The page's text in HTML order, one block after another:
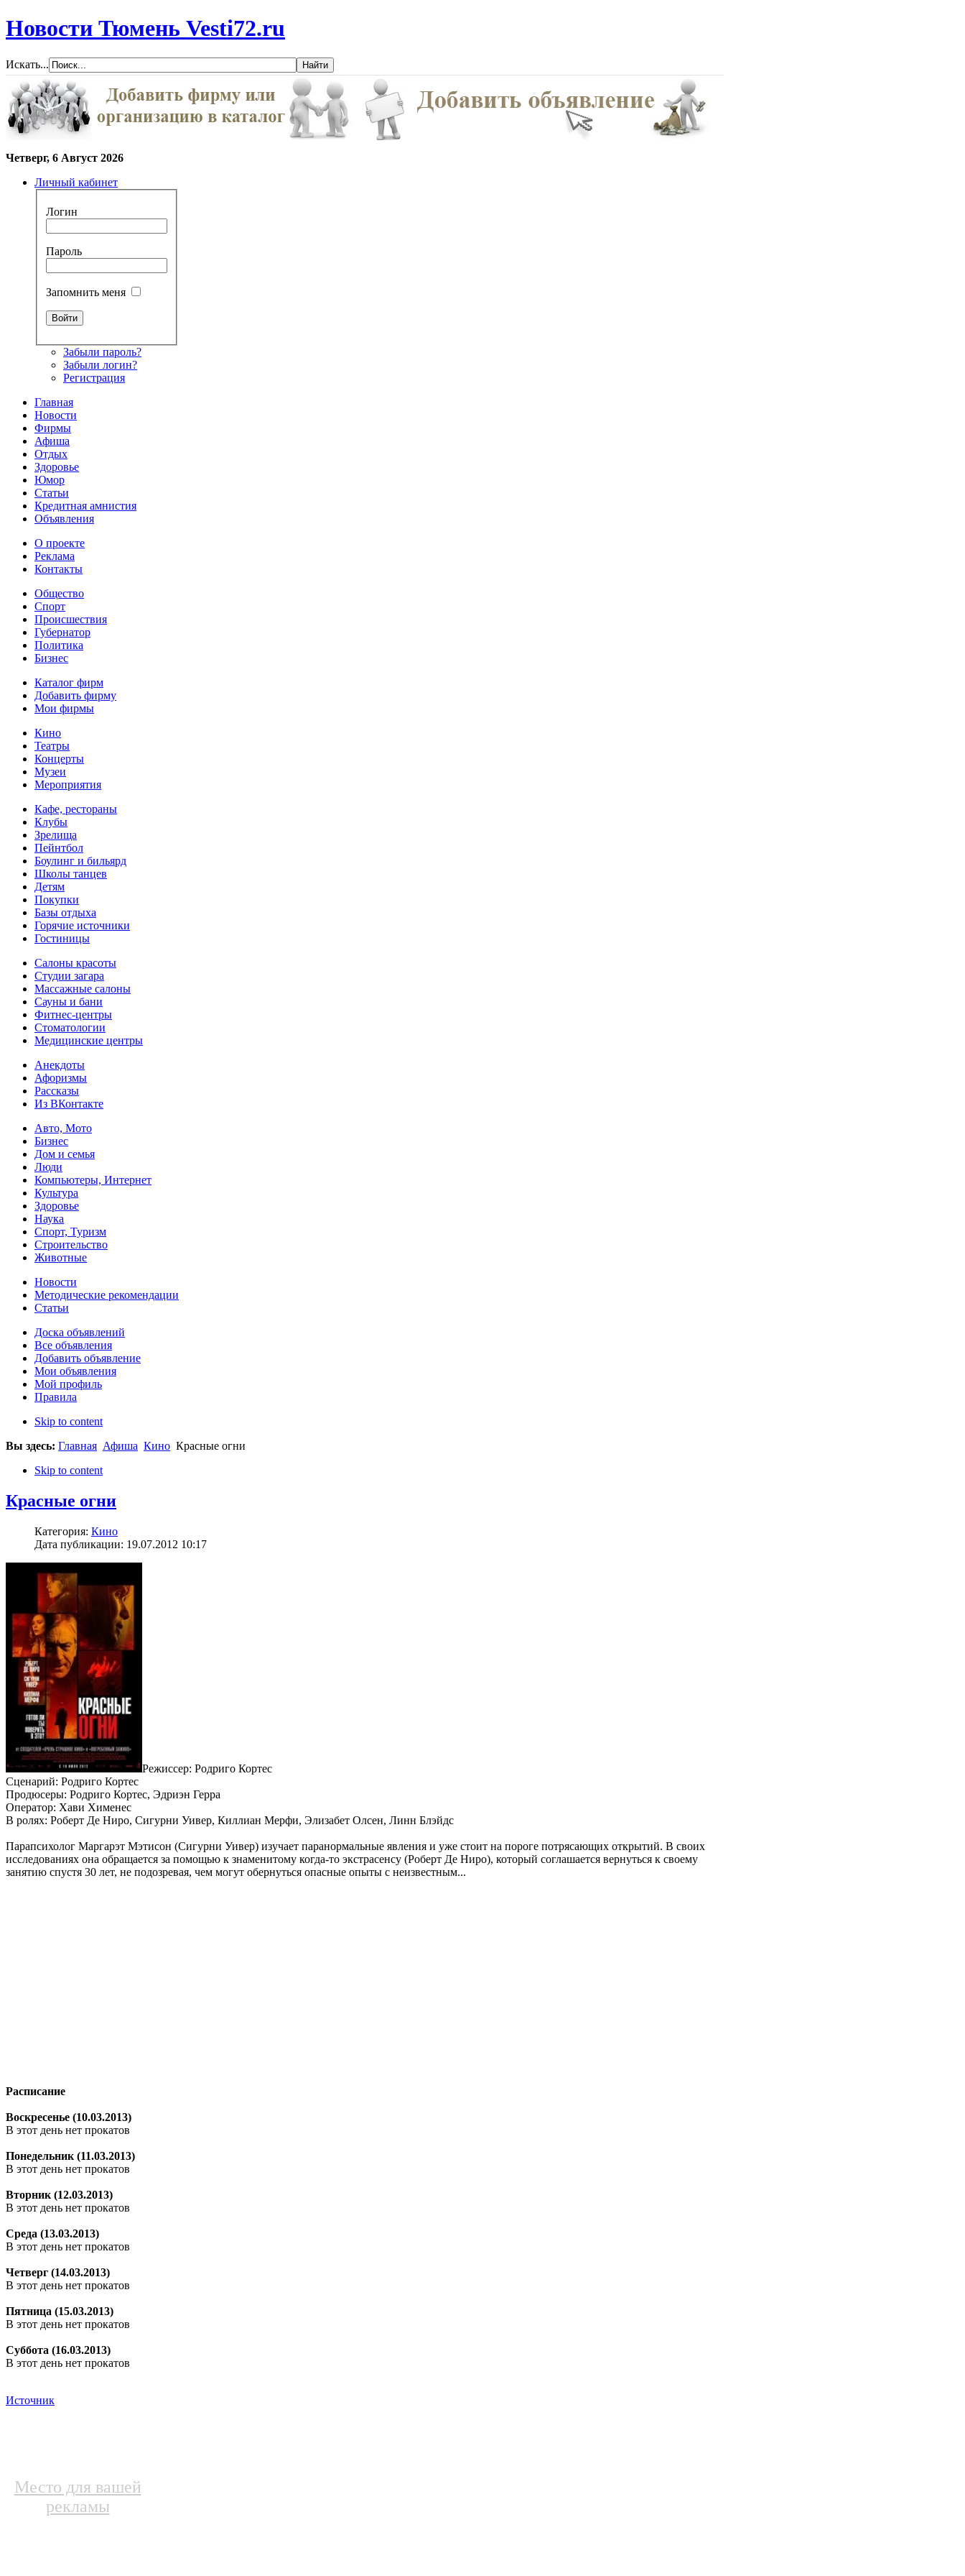
Новости Тюмень Vesti72.ru
Искать...
Четверг, 6 Август 2026
Личный кабинет
Логин
Пароль
Запомнить меня
Забыли пароль?
Забыли логин?
Регистрация
Главная
Новости
Фирмы
Афиша
Отдых
Здоровье
Юмор
Статьи
Кредитная амнистия
Объявления
О проекте
Реклама
Контакты
Общество
Спорт
Происшествия
Губернатор
Политика
Бизнес
Каталог фирм
Добавить фирму
Мои фирмы
Кино
Театры
Концерты
Музеи
Мероприятия
Кафе, рестораны
Клубы
Зрелища
Пейнтбол
Боулинг и бильярд
Школы танцев
Детям
Покупки
Базы отдыха
Горячие источники
Гостиницы
Салоны красоты
Студии загара
Массажные салоны
Сауны и бани
Фитнес-центры
Стоматологии
Медицинские центры
Анекдоты
Афоризмы
Рассказы
Из ВКонтакте
Авто, Мото
Бизнес
Дом и семья
Люди
Компьютеры, Интернет
Культура
Здоровье
Наука
Спорт, Туризм
Строительство
Животные
Новости
Методические рекомендации
Статьи
Доска объявлений
Все объявления
Добавить объявление
Мои объявления
Мой профиль
Правила
Skip to content
Вы здесь: Главная Афиша Кино Красные огни
Skip to content
Красные огни
Категория: Кино
Дата публикации: 19.07.2012 10:17
Режиссер: Родриго Кортес
Сценарий: Родриго Кортес
Продюсеры: Родриго Кортес, Эдриэн Герра
Оператор: Хави Хименес
В ролях: Роберт Де Ниро, Сигурни Уивер, Киллиан Мерфи, Элизабет Олсен, Линн Блэйдс
Парапсихолог Маргарэт Мэтисон (Сигурни Уивер) изучает паранормальные явления и уже стоит на пороге потрясающих открытий. В своих
исследованиях она обращается за помощью к знаменитому когда-то экстрасенсу (Роберт Де Ниро), который соглашается вернуться к своему
занятию спустя 30 лет, не подозревая, чем могут обернуться опасные опыты с неизвестным...
Расписание
Воскресенье (10.03.2013)
В этот день нет прокатов
Понедельник (11.03.2013)
В этот день нет прокатов
Вторник (12.03.2013)
В этот день нет прокатов
Среда (13.03.2013)
В этот день нет прокатов
Четверг (14.03.2013)
В этот день нет прокатов
Пятница (15.03.2013)
В этот день нет прокатов
Суббота (16.03.2013)
В этот день нет прокатов
Источник
Место для вашей
рекламы